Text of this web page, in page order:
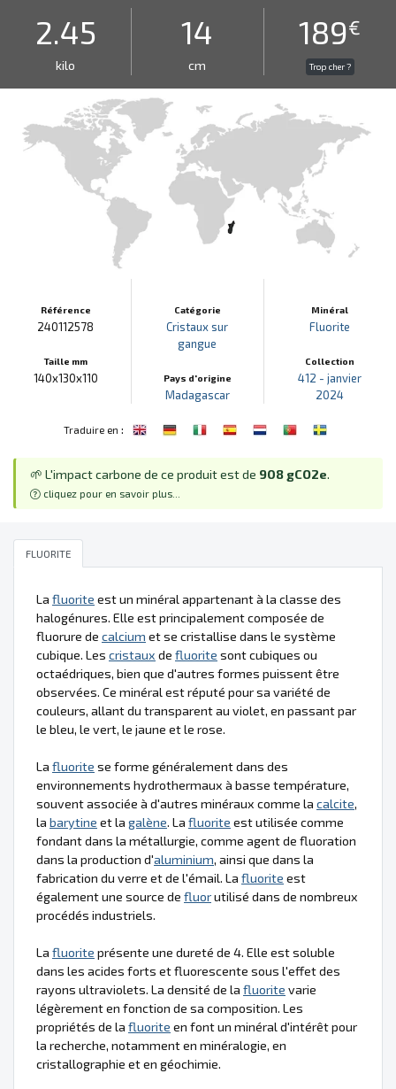
2.45
kilo
14
cm
189€
Trop cher ?
Référence
240112578
Taille mm
140x130x110
Catégorie
Cristaux sur
gangue
Pays d'origine
Madagascar
Minéral
Fluorite
Collection
412 - janvier
2024
Traduire en :
🌱 L'impact carbone de ce produit est de 908 gCO2e.
cliquez pour en savoir plus...
FLUORITE
La fluorite est un minéral appartenant à la classe des
halogénures. Elle est principalement composée de
fluorure de calcium et se cristallise dans le système
cubique. Les cristaux de fluorite sont cubiques ou
octaédriques, bien que d'autres formes puissent être
observées. Ce minéral est réputé pour sa variété de
couleurs, allant du transparent au violet, en passant par
le bleu, le vert, le jaune et le rose.
La fluorite se forme généralement dans des
environnements hydrothermaux à basse température,
souvent associée à d'autres minéraux comme la calcite,
la barytine et la galène. La fluorite est utilisée comme
fondant dans la métallurgie, comme agent de fluoration
dans la production d'aluminium, ainsi que dans la
fabrication du verre et de l'émail. La fluorite est
également une source de fluorutilisé dans de nombreux
procédés industriels.
La fluorite présente une dureté de 4. Elle est soluble
dans les acides forts et fluorescente sous l'effet des
rayons ultraviolets. La densité de la fluorite varie
légèrement en fonction de sa composition. Les
propriétés de la fluorite en font un minéral d'intérêt pour
la recherche, notamment en minéralogie, en
cristallographie et en géochimie.